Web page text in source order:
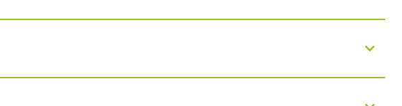
eine physikalische Wärmauflage oder ein Kirschkernkissen: Wärme
und kann Krämpfe abschwächen. Für unterwegs sind
Teeskönnen bei Regelbeschwerden ebenfalls helfen.Kamille, Melisse
haben sich hier bewährt. Am besten ist es, die Tees schon einige Tage